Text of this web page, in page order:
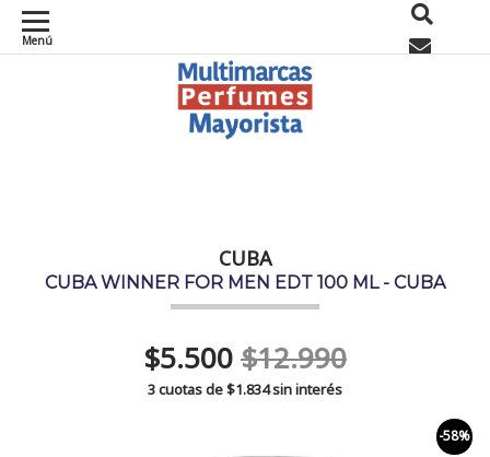
Menú
CUBA
CUBA WINNER FOR MEN EDT 100 ML - CUBA
$5.500$12.990
3 cuotas de$1.834sin interés
-58%